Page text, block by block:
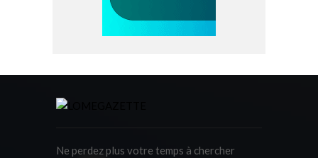
Ne perdez plus votre temps à chercher